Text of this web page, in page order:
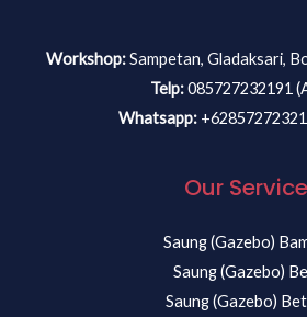
Workshop:Sampetan, Gladaksari,
Telp:085727232191
Whatsapp:
Our Service
Saung (Gazebo)
Saung (Gazebo)
Saung (Gazebo)